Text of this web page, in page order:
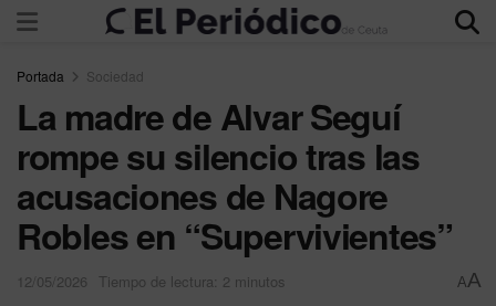
Portada Sociedad
La madre de Alvar Seguí
rompe su silencio tras las
acusaciones de Nagore
Robles en “Supervivientes”
12/05/2026 Tiempo de lectura: 2 minutos AA